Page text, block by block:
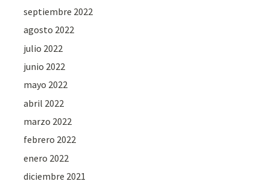
septiembre 2022
agosto 2022
julio 2022
junio 2022
mayo 2022
abril 2022
marzo 2022
febrero 2022
enero 2022
diciembre 2021